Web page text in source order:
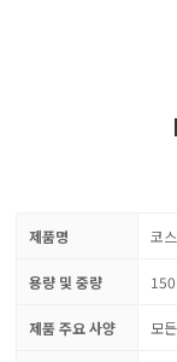
제품명 코
용량 및 중량
제품 주요 사양 모